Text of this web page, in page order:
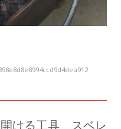
ける工具 スベレ